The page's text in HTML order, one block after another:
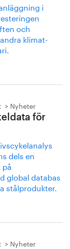
i
och
klimat-
Nyheter
för
dels en
global databas
stålprodukter.
Nyheter